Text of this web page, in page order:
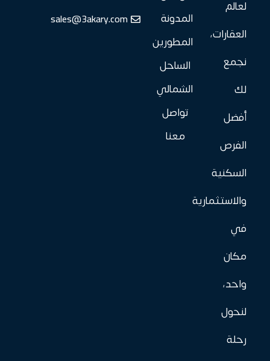
لعالم
العقارات،
نجمع
لك
أفضل
الفرص
السكنية
والاستثمارية
في
مكان
واحد،
لنحول
رحلة
المدونة
المطورين
الساحل
الشمالي
تواصل
معنا
sales@3akary.com